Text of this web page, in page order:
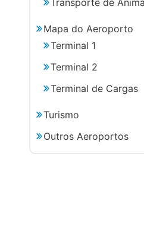
Mapa do Aeroporto
Terminal 1
Terminal 2
Terminal de Cargas
Turismo
Outros Aeroportos